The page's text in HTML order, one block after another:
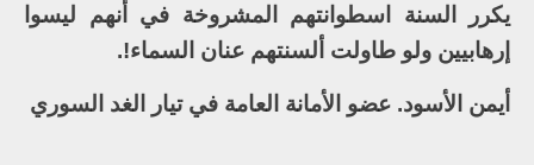
يكرر السنة اسطوانتهم المشروخة في أنهم ليسوا
إرهابيين ولو طاولت ألسنتهم عنان السماء!.
أيمن الأسود. عضو الأمانة العامة في تيار الغد السوري